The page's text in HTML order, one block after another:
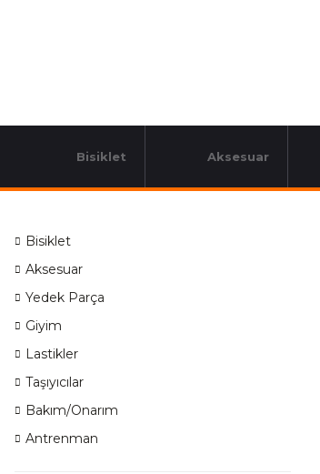
Bisiklet Aksesuar
Bisiklet
Aksesuar
Yedek Parça
Giyim
Lastikler
Taşıyıcılar
Bakım/Onarım
Antrenman